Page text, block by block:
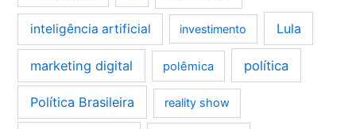
inteligência artificial investimento Lula
marketing digital polêmica política
Política Brasileira reality show